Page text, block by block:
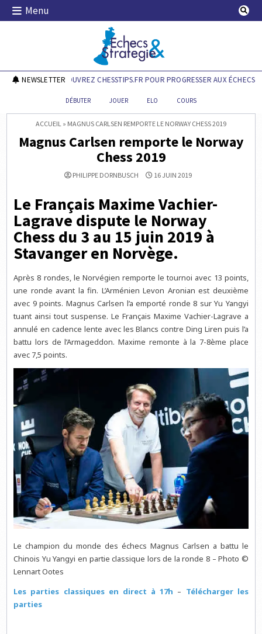
Skip
Menu
Echecs & Stratégie
NEWSLETTERDÉCOUVREZ CHESSTIPS.FR POUR PROGRESSER AUX ÉCHECS !
DÉBUTER JOUER ELO COURS
ACCUEIL » MAGNUS CARLSEN REMPORTE LE NORWAY CHESS 2019
Magnus Carlsen remporte le Norway
Chess 2019
PHILIPPE DORNBUSCH 16 JUIN 2019
Le Français Maxime Vachier-
Lagrave dispute le Norway
Chess du 3 au 15 juin 2019 à
Stavanger en Norvège.
Après 8 rondes, le Norvégien remporte le tournoi avec 13 points,
une ronde avant la fin. L’Arménien Levon Aronian est deuxième
avec 9 points. Magnus Carlsen l’a emporté ronde 8 sur Yu Yangyi
tuant ainsi tout suspense. Le Français Maxime Vachier-Lagrave a
annulé en cadence lente avec les Blancs contre Ding Liren puis l’a
battu lors de l’Armageddon. Maxime remonte à la 7-8ème place
avec 7,5 points.
Le champion du monde des échecs Magnus Carlsen a battu le
Chinois Yu Yangyi en partie classique lors de la ronde 8 – Photo ©
Lennart Ootes
Les parties classiques en direct à 17h – Télécharger les
parties